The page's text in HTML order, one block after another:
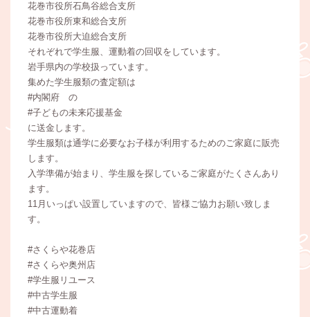
花巻市役所石鳥谷総合支所
花巻市役所東和総合支所
花巻市役所大迫総合支所
それぞれで学生服、運動着の回収をしています。
岩手県内の学校扱っています。
集めた学生服類の査定額は
#内閣府 の
#子どもの未来応援基金
に送金します。
学生服類は通学に必要なお子様が利用するためのご家庭に販売
します。
入学準備が始まり、学生服を探しているご家庭がたくさんあり
ます。
11月いっぱい設置していますので、皆様ご協力お願い致しま
す。
#さくらや花巻店
#さくらや奥州店
#学生服リユース
#中古学生服
#中古運動着